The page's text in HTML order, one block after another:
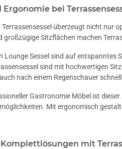
bei
überzeugt nicht nur
großzügige Sitzflächen machen
Lounge Sessel sind auf
sind mit hochwertigen
nach einem Regenschauer
Gastronomie Möbel ist
Mit ergonomisch
mit